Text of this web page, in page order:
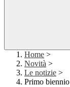
Home >
Novità >
Le notizie >
Primo